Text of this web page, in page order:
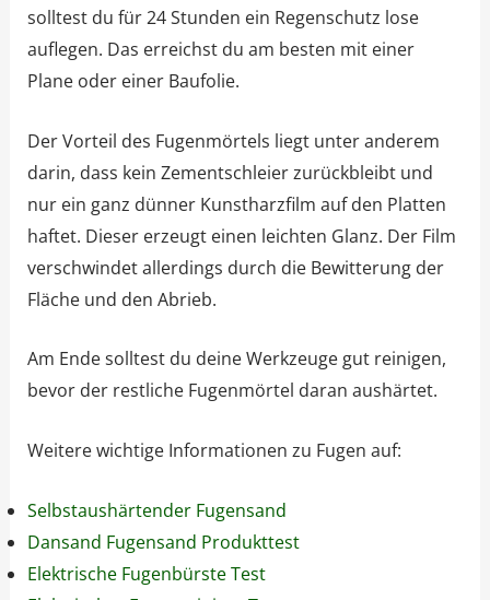
solltest du für 24 Stunden ein Regenschutz lose
auflegen. Das erreichst du am besten mit einer
Plane oder einer Baufolie.
Der Vorteil des Fugenmörtels liegt unter anderem
darin, dass kein Zementschleier zurückbleibt und
nur ein ganz dünner Kunstharzfilm auf den Platten
haftet. Dieser erzeugt einen leichten Glanz. Der Film
verschwindet allerdings durch die Bewitterung der
Fläche und den Abrieb.
Am Ende solltest du deine Werkzeuge gut reinigen,
bevor der restliche Fugenmörtel daran aushärtet.
Weitere wichtige Informationen zu Fugen auf:
Selbstaushärtender Fugensand
Dansand Fugensand Produkttest
Elektrische Fugenbürste Test